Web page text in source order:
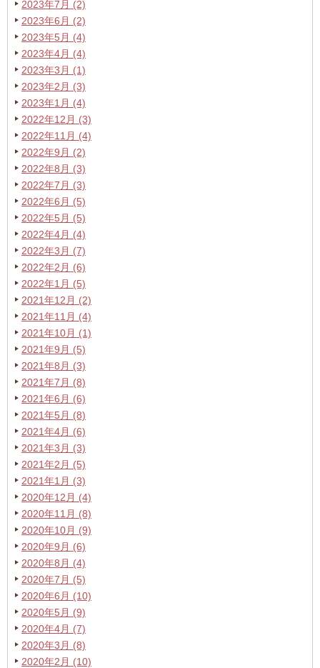
2023年7月 (2)
2023年6月 (2)
2023年5月 (4)
2023年4月 (4)
2023年3月 (1)
2023年2月 (3)
2023年1月 (4)
2022年12月 (3)
2022年11月 (4)
2022年9月 (2)
2022年8月 (3)
2022年7月 (3)
2022年6月 (5)
2022年5月 (5)
2022年4月 (4)
2022年3月 (7)
2022年2月 (6)
2022年1月 (5)
2021年12月 (2)
2021年11月 (4)
2021年10月 (1)
2021年9月 (5)
2021年8月 (3)
2021年7月 (8)
2021年6月 (6)
2021年5月 (8)
2021年4月 (6)
2021年3月 (3)
2021年2月 (5)
2021年1月 (3)
2020年12月 (4)
2020年11月 (8)
2020年10月 (9)
2020年9月 (6)
2020年8月 (4)
2020年7月 (5)
2020年6月 (10)
2020年5月 (9)
2020年4月 (7)
2020年3月 (8)
2020年2月 (10)